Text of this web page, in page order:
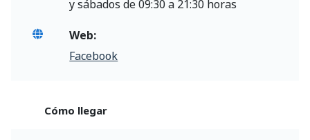
y sábados de 09:30 a 21:30 horas
Web:
Facebook
Cómo llegar